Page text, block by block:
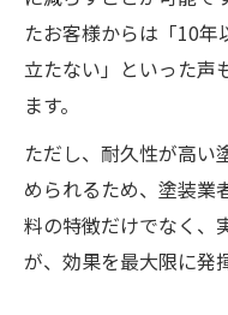
塗装色選びで汚
外壁塗装で
外壁塗装の
外壁塗装で
名張市エリアに
たお客様からは「10年
立たない」といった声
ます。
ただし、耐久性が高い
められるため、塗装業
料の特徴だけでなく、
が、効果を最大限に発